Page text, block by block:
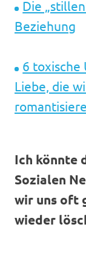
Die
Beziehung
6 toxische
Liebe, die
Ich könnte
Sozialen
wir uns oft
wieder